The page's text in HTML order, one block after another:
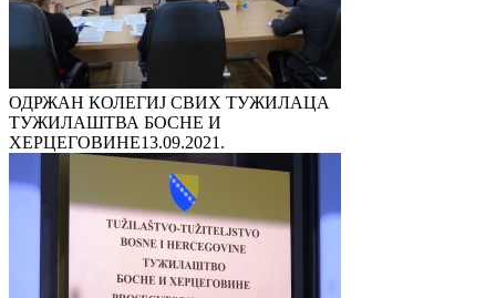
ОДРЖАН КОЛЕГИЈ СВИХ ТУЖИЛАЦА
ТУЖИЛАШТВА БОСНЕ И
ХЕРЦЕГОВИНЕ13.09.2021.